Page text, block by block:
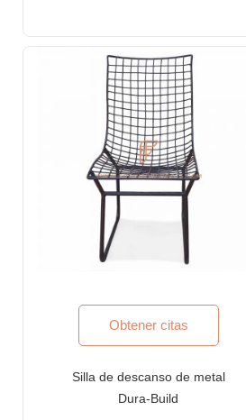
Obtener citas
Silla de descanso de metal
Dura-Build